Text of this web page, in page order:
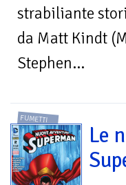
strabiliante
da Matt Kindt
Stephen...
FUMETTI
Le